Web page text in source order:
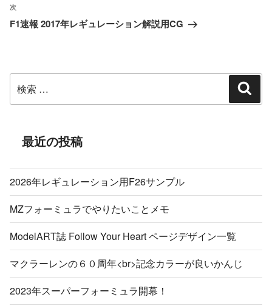
ゲ
ー
ン
投
稿
次
の
次
F1速報 2017年レギュレーション解説用CG
索:
最近の投稿
2026年レギュレーション用F26サンプル
MZフォーミュラでやりたいことメモ
ModelART誌 Follow Your Heart ページデザイン一覧
マクラーレンの６０周年<br>記念カラーが良いかんじ
2023年スーパーフォーミュラ開幕！